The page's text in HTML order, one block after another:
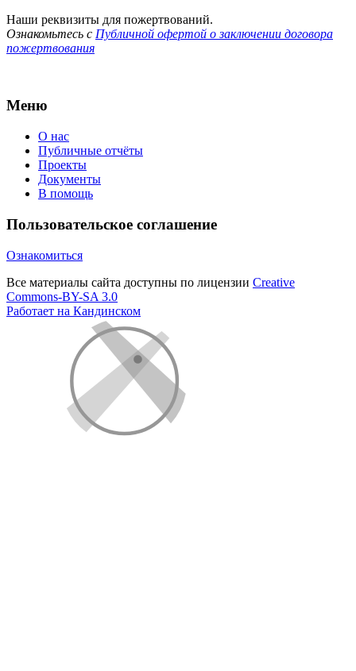
Наши реквизиты для пожертвований.
Ознакомьтесь с Публичной офертой о заключении договора
пожертвования
Меню
О нас
Публичные отчёты
Проекты
Документы
В помощь
Пользовательское соглашение
Ознакомиться
Все материалы сайта доступны по лицензии Creative
Commons-BY-SA 3.0
Работает на Кандинском